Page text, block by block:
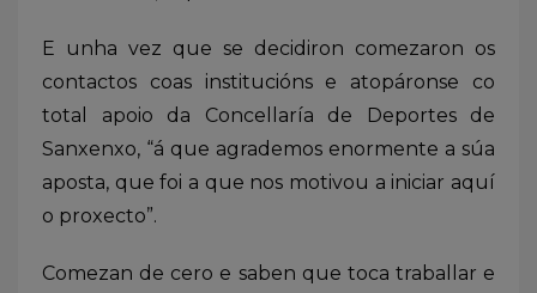
E unha vez que se decidiron comezaron os
contactos coas institucións e atopáronse co
total apoio da Concellaría de Deportes de
Sanxenxo, “á que agrademos enormente a súa
aposta, que foi a que nos motivou a iniciar aquí
o proxecto”.
Comezan de cero e saben que toca traballar e